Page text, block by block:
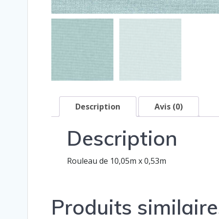
Description Avis (0)
Description
Rouleau de 10,05m x 0,53m
Produits